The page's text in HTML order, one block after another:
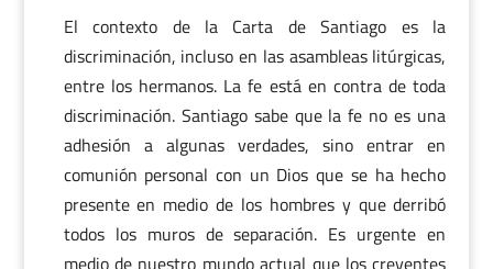
El contexto de la Carta de Santiago es la
discriminación, incluso en las asambleas litúrgicas,
entre los hermanos. La fe está en contra de toda
discriminación. Santiago sabe que la fe no es una
adhesión a algunas verdades, sino entrar en
comunión personal con un Dios que se ha hecho
presente en medio de los hombres y que derribó
todos los muros de separación. Es urgente en
medio de nuestro mundo actual que los creyentes